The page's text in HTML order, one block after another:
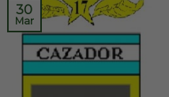
30
Mar